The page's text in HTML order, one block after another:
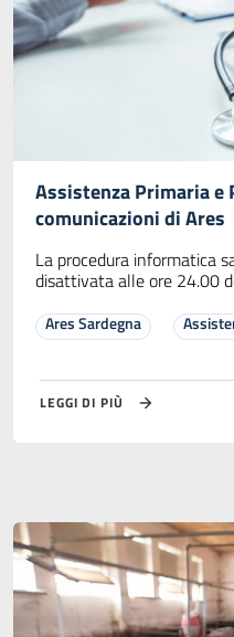
Assistenza Primaria e
comunicazioni di Ares
La procedura informatica
disattivata alle ore 24.00
Ares Sardegna
LEGGI DI PIÙ